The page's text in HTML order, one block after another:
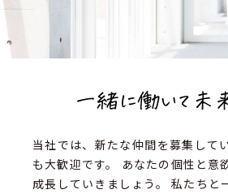
当社では、新たな仲間を募集して
も大歓迎です。
あなたの個性と意
成長していきましょう。
私たちと